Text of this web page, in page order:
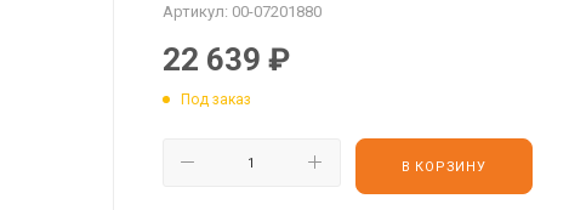
Артикул: 00-07201880
22 639 ₽
Под заказ
В КОРЗИНУ